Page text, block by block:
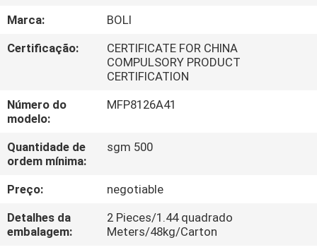
SOBRE
NÓS
À
FÁBRICA
CONTROLE
DE
QUALIDADE
Marca:
BOLI
Certificação:
CERTIFICATE FOR CHINA
COMPULSORY PRODUCT
CERTIFICATION
Número do
modelo:
MFP8126A41
Quantidade de
ordem mínima:
sgm 500
Preço:
negotiable
Detalhes da
embalagem:
2 Pieces/1.44 quadrado
Meters/48kg/Carton